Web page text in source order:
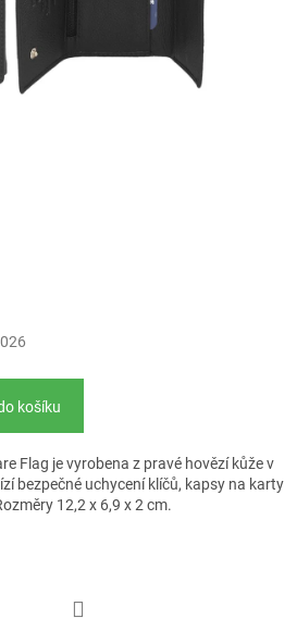
košíku
Flag je vyrobena z pravé hovězí kůže v
bezpečné uchycení klíčů, kapsy na karty
12,2 x 6,9 x 2 cm.